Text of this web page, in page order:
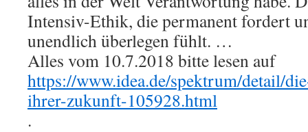
Intensiv-Ethik, die permanent fordert
unendlich überlegen fühlt. …
Alles vom 10.7.2018 bitte lesen auf
https://www.idea.de/spektrum/detail/
ihrer-zukunft-105928.html
.